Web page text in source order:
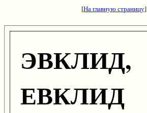
[На главную страницу]
ЭВКЛИД,
ЕВКЛИД